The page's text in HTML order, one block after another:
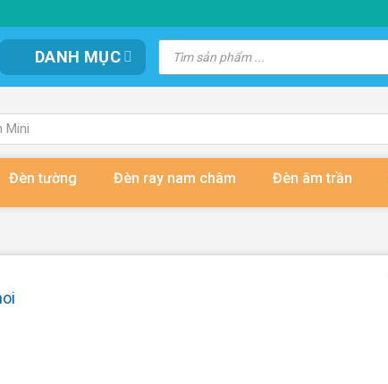
DANH MỤC
Tìm
kiếm
sản
phẩm
Mini
Đèn tường Đèn ray nam châm Đèn âm trần